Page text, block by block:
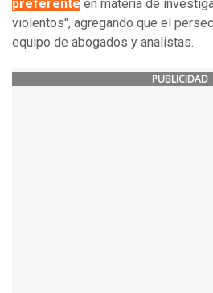
preferente en materia de
violentos", agregando que el
equipo de abogados y analistas.
PUBLICIDAD